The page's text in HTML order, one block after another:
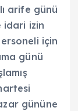
arife günü
idari izin
için
günü
gününe